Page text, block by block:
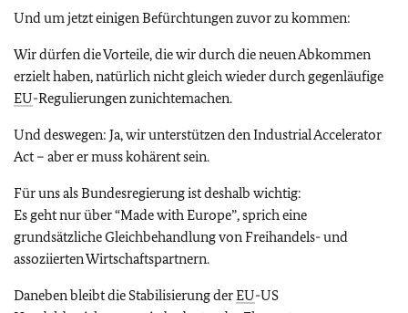
Und um jetzt einigen Befürchtungen zuvor zu kommen:
Wir dürfen die Vorteile, die wir durch die neuen Abkommen
erzielt haben, natürlich nicht gleich wieder durch gegenläufige
EU-Regulierungen zunichtemachen.
Und deswegen: Ja, wir unterstützen denIndustrial Accelerator
Act– aber er muss kohärent sein.
Für uns als Bundesregierung ist deshalb wichtig:
Es geht nur über“Made with Europe”, sprich eine
grundsätzliche Gleichbehandlung von Freihandels- und
assoziierten Wirtschaftspartnern.
Daneben bleibt die Stabilisierung derEU-US